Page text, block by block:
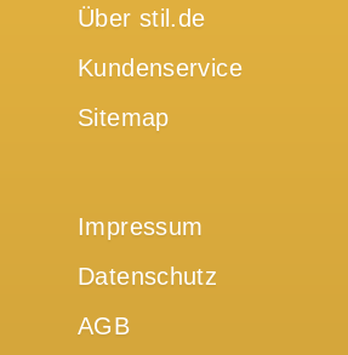
Über stil.de
Kundenservice
Sitemap
Impressum
Datenschutz
AGB